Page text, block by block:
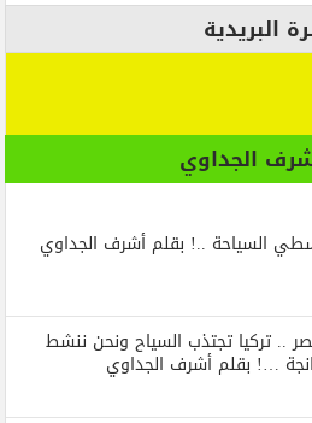
البريدية
الجداوي
السياحة ..! بقلم أشرف الجداوي
.. تركيا تجتذب السياح ونحن ننشط
…! بقلم أشرف الجداوي